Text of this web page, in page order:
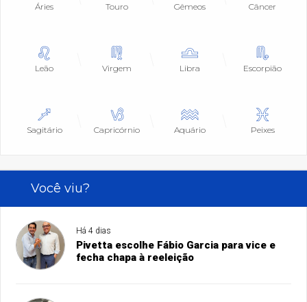
Áries Touro Gêmeos Câncer
Leão Virgem Libra Escorpião
Sagitário Capricórnio Aquário Peixes
Você viu?
Há 4 dias
Pivetta escolhe Fábio Garcia para vice e
fecha chapa à reeleição